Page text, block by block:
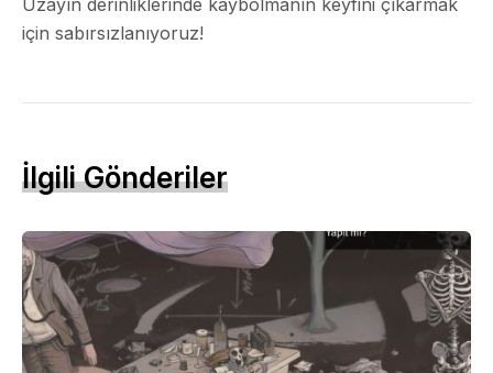
için sabırsızlanıyoruz!
İlgili Gönderiler